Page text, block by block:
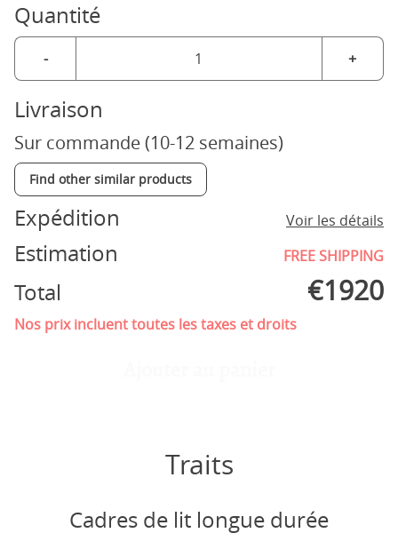
Quantité
- +
Livraison
Sur commande (10-12 semaines)
Find other similar products
Expédition Voir les détails
Estimation FREE SHIPPING
Total €1920
Nos prix incluent toutes les taxes et droits
Traits
Cadres de lit longue durée